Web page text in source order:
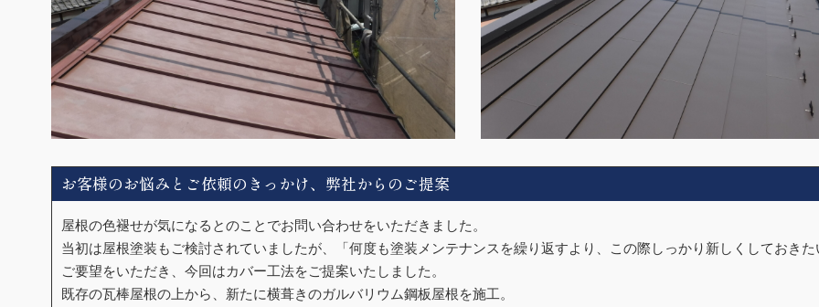
お客様のお悩みとご依頼のきっかけ、弊社からのご提案
屋根の色褪せが気になるとのことでお問い合わせをいただきました。
当初は屋根塗装もご検討されていましたが、「何度も塗装メンテナンスを繰り返すより、この際しっかり新しくしておき
ご要望をいただき、今回はカバー工法をご提案いたしました。
既存の瓦棒屋根の上から、新たに横葺きのガルバリウム鋼板屋根を施工。